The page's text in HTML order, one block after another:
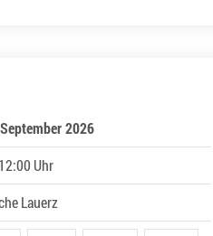
2026
Uhr
Lauerz